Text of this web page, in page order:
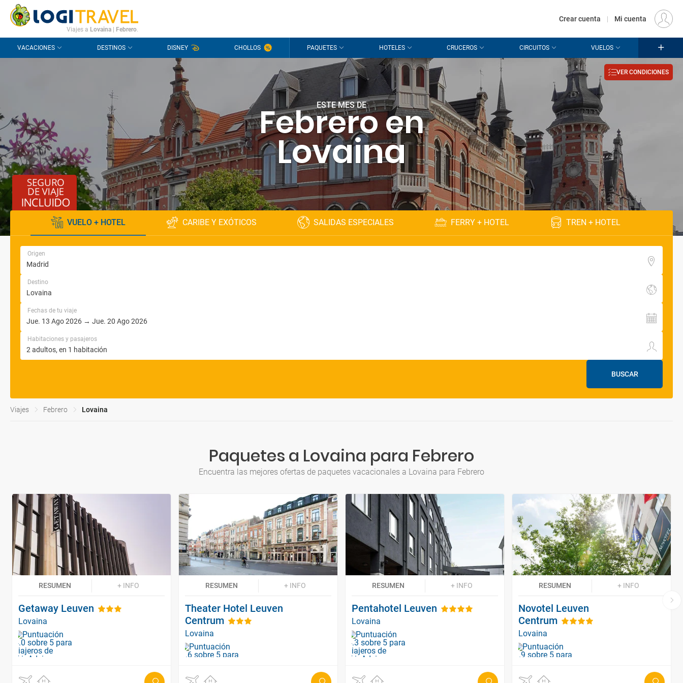
CONTACTO PREGUNTAS FRECUENTES EUR
Viajes a Lovaina| Febrero.
Crear cuenta | Mi cuenta
VACACIONES DESTINOS DISNEY CHOLLOS PAQUETES HOTELES CRUCEROS CIRCUITOS VUELOS
ESTE MES DE
Febrero en
Lovaina
VER CONDICIONES
VUELO + HOTEL CARIBE Y EXÓTICOS SALIDAS ESPECIALES FERRY + HOTEL TREN + HOTEL
Origen
Destino
Fechas de tu viaje
Habitaciones y pasajeros
BUSCAR
Viajes Febrero Lovaina
Paquetes a Lovaina para Febrero
Encuentra las mejores ofertas de paquetes vacacionales a Lovaina para Febrero
RESUMEN + INFO
Getaway Leuven
Lovaina
RESUMEN + INFO
Theater Hotel Leuven
Centrum
Lovaina
RESUMEN + INFO
Pentahotel Leuven
Lovaina
RESUMEN + INFO
Novotel Leuven
Centrum
Lovaina